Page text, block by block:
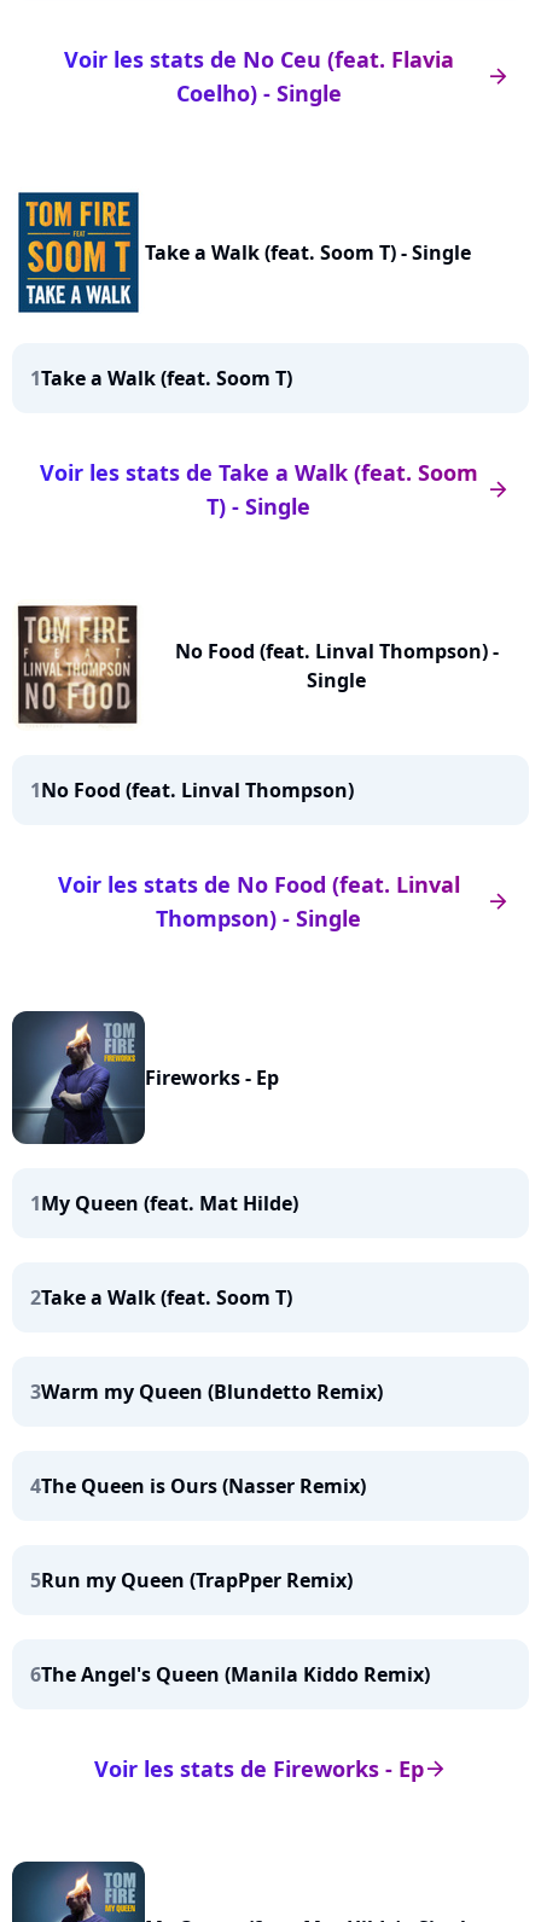
arrow_right
Voir les stats de No Ceu (feat. Flavia
Coelho) - Single
Take a Walk (feat. Soom T) - Single
1Take a Walk (feat. Soom T)
arrow_right
Voir les stats de Take a Walk (feat. Soom
T) - Single
No Food (feat. Linval Thompson) -
Single
1No Food (feat. Linval Thompson)
arrow_right
Voir les stats de No Food (feat. Linval
Thompson) - Single
Fireworks - Ep
1My Queen (feat. Mat Hilde)
2Take a Walk (feat. Soom T)
3Warm my Queen (Blundetto Remix)
4The Queen is Ours (Nasser Remix)
5Run my Queen (TrapPper Remix)
6The Angel's Queen (Manila Kiddo Remix)
arrow_right
Voir les stats de Fireworks - Ep